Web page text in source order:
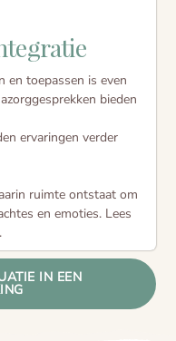
en toepassen is even
bieden
ervaringen verder
ruimte ontstaat om
en emoties. Lees
IN EEN